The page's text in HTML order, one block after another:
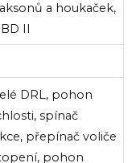
a houkaček,
II
DRL, pohon
spínač
přepínač voliče
pohon